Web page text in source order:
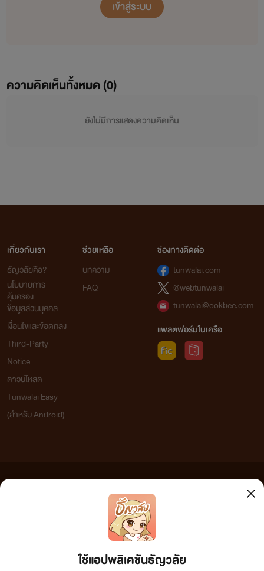
เข้าสู่ระบบ
ความคิดเห็นทั้งหมด (0)
ยังไม่มีการแสดงความคิดเห็น
ใช้แอปพลิเคชันธัญวลัย
เกี่ยวกับเรา
ธัญวลัยคือ?
นโยบายการ
คุ้มครอง
ข้อมูลส่วนบุคคล
เงื่อนไขและข้อตกลง
Third-Party
Notice
ดาวน์โหลด
Tunwalai Easy
(สำหรับ Android)
ช่วยเหลือ
บทความ
FAQ
ช่องทางติดต่อ
tunwalai.com
@webtunwalai
tunwalai@ookbee.com
แพลตฟอร์มในเครือ
เว็บไซต์แห่งนี้ไม่ได้เห็นด้วยและไม่ขอรับผิดชอบต่อข้อความใดๆ ทั้งสิ้น ดังนั้นผู้อ่านทุกท่านโปรดใช้
วิจารณญาณในการกลั่นกรองด้วยตนเอง และหากท่านพบข้อความใดๆ ที่ขัดต่อกฎหมายและศีลธรรม
กรุณาแจ้งมาที่ tunwalai@ookbee.com เพื่อทีมงานจะได้ดำเนินการในทันที ทั้งนี้ ทางเว็บไซต์ขอสงวน
ลิขสิทธิ์ตามพระราชบัญญัติลิขสิทธิ์ (ฉบับเพิ่มเติม) พ.ศ.2558